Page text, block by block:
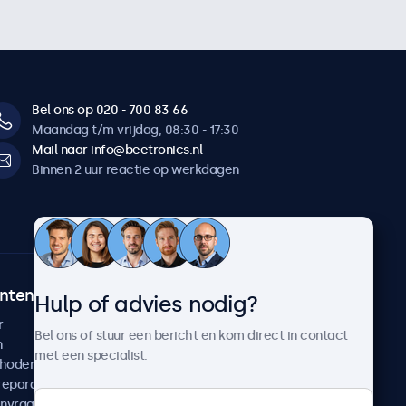
Bel ons op 020 - 700 83 66
Maandag t/m vrijdag, 08:30 - 17:30
Mail naar info@beetronics.nl
Binnen 2 uur reactie op werkdagen
Over Beetronics
Nieuws en updates
Werken bij Beetronics
Hulp of advies nodig?
Bel ons of stuur een bericht en kom direct in contact
met een specialist.